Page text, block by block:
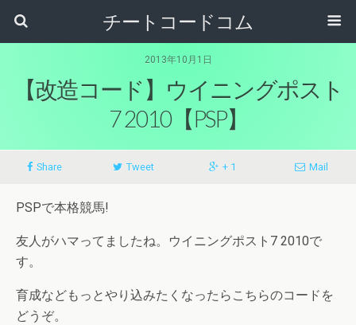
チートコードコム
2013年10月1日
【改造コード】ウイニングポスト
7 2010【PSP】
Share Tweet + 1 Mail
PSPで本格競馬!
友人がハマってましたね。ウイニングポスト7 2010で
す。
育成などもっとやり込みたくなったらこちらのコードを
どうぞ。